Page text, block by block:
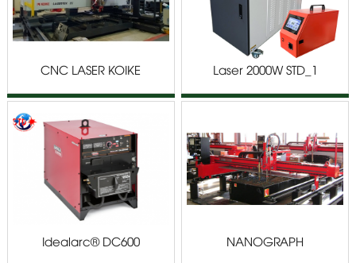
CNC LASER KOIKE Laser 2000W STD_1
Idealarc® DC600 NANOGRAPH